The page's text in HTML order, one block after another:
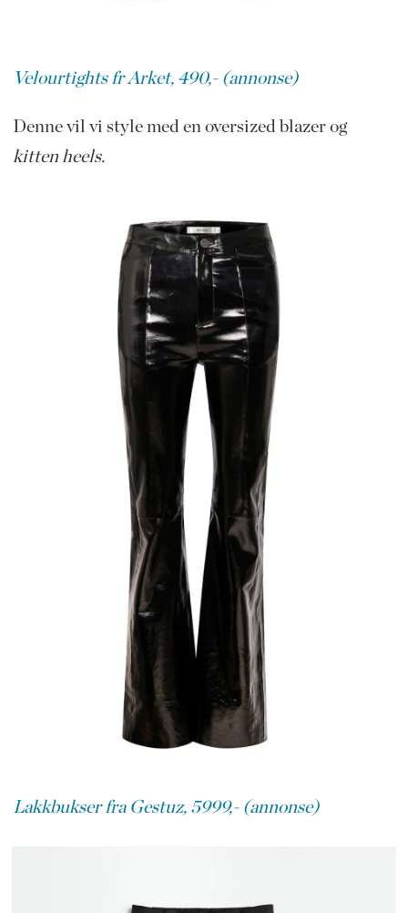
Velourtights fr Arket, 490,- (annonse)
Denne vil vi style med en oversized blazer og
kitten heels.
Lakkbukser fra Gestuz, 5999,- (annonse)